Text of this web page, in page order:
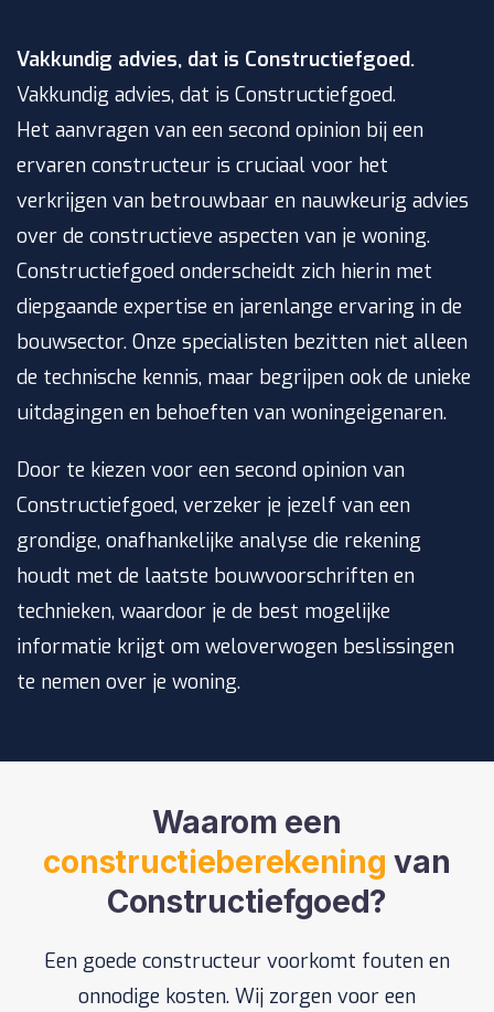
Vakkundig advies, dat is Constructiefgoed.
Vakkundig advies, dat is Constructiefgoed.
Het aanvragen van een second opinion bij een
ervaren constructeur is cruciaal voor het
verkrijgen van betrouwbaar en nauwkeurig advies
over de constructieve aspecten van je woning.
Constructiefgoed onderscheidt zich hierin met
diepgaande expertise en jarenlange ervaring in de
bouwsector. Onze specialisten bezitten niet alleen
de technische kennis, maar begrijpen ook de unieke
uitdagingen en behoeften van woningeigenaren.
Door te kiezen voor een second opinion van
Constructiefgoed, verzeker je jezelf van een
grondige, onafhankelijke analyse die rekening
houdt met de laatste bouwvoorschriften en
technieken, waardoor je de best mogelijke
informatie krijgt om weloverwogen beslissingen
te nemen over je woning.
Waarom een
constructieberekening van
Constructiefgoed?
Een goede constructeur voorkomt fouten en
onnodige kosten. Wij zorgen voor een